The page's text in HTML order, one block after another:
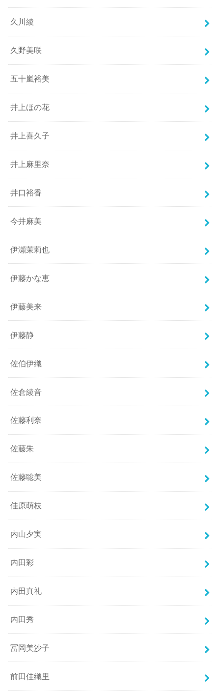
久川綾
久野美咲
五十嵐裕美
井上ほの花
井上喜久子
井上麻里奈
井口裕香
今井麻美
伊瀬茉莉也
伊藤かな恵
伊藤美来
伊藤静
佐伯伊織
佐倉綾音
佐藤利奈
佐藤朱
佐藤聡美
佳原萌枝
内山夕実
内田彩
内田真礼
内田秀
冨岡美沙子
前田佳織里